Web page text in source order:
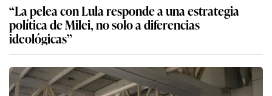
“La pelea con Lula responde a una estrategia
política de Milei, no solo a diferencias
ideológicas”